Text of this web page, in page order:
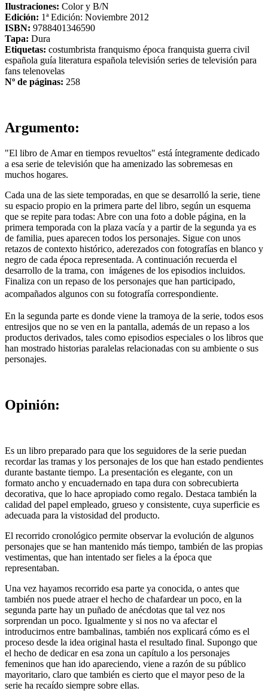
Ilustraciones: Color y B/N
Edición: 1ª Edición: Noviembre 2012
ISBN: 9788401346590
Tapa: Dura
Etiquetas: costumbrista franquismo época franquista guerra civil
española guía literatura española televisión series de televisión para
fans telenovelas
Nº de páginas: 258
Argumento:
"El libro de Amar en tiempos revueltos" está íntegramente dedicado
a esa serie de televisión que ha amenizado las sobremesas en
muchos hogares.
Cada una de las siete temporadas, en que se desarrolló la serie, tiene
su espacio propio en la primera parte del libro, según un esquema
que se repite para todas: Abre con una foto a doble página, en la
primera temporada con la plaza vacía y a partir de la segunda ya es
de familia, pues aparecen todos los personajes. Sigue con unos
retazos de contexto histórico, aderezados con fotografías en blanco y
negro de cada época representada. A continuación recuerda el
desarrollo de la trama, con imágenes de los episodios incluidos.
Finaliza con un repaso de los personajes que han participado,
acompañados algunos con su fotografía correspondiente.
En la segunda parte es donde viene la tramoya de la serie, todos esos
entresijos que no se ven en la pantalla, además de un repaso a los
productos derivados, tales como episodios especiales o los libros que
han mostrado historias paralelas relacionadas con su ambiente o sus
personajes.
Opinión:
Es un libro preparado para que los seguidores de la serie puedan
recordar las tramas y los personajes de los que han estado pendientes
durante bastante tiempo. La presentación es elegante, con un
formato ancho y encuadernado en tapa dura con sobrecubierta
decorativa, que lo hace apropiado como regalo. Destaca también la
calidad del papel empleado, grueso y consistente, cuya superficie es
adecuada para la vistosidad del producto.
El recorrido cronológico permite observar la evolución de algunos
personajes que se han mantenido más tiempo, también de las propias
vestimentas, que han intentado ser fieles a la época que
representaban.
Una vez hayamos recorrido esa parte ya conocida, o antes que
también nos puede atraer el hecho de chafardear un poco, en la
segunda parte hay un puñado de anécdotas que tal vez nos
sorprendan un poco. Igualmente y si nos no va afectar el
introducirnos entre bambalinas, también nos explicará cómo es el
proceso desde la idea original hasta el resultado final. Supongo que
el hecho de dedicar en esa zona un capítulo a los personajes
femeninos que han ido apareciendo, viene a razón de su público
mayoritario, claro que también es cierto que el mayor peso de la
serie ha recaído siempre sobre ellas.